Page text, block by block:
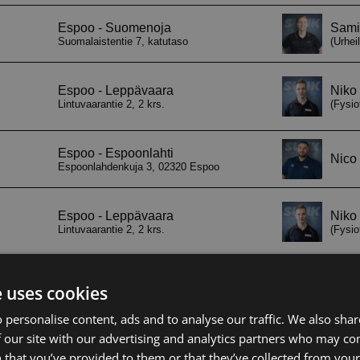
cookies
personalise content, ads and to analyse our traffic. We also
site with our advertising and analytics partners who may